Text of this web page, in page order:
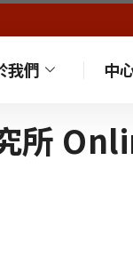
我們 中
究所